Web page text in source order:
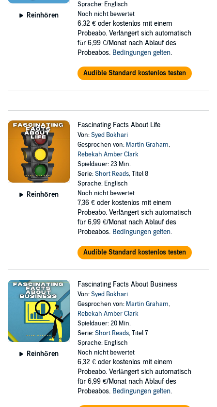
Reinhören
Sprache: Englisch
Noch nicht bewertet
6,32 € oder kostenlos mit einem
Probeabo. Verlängert sich automatisch
für 6,99 €/Monat nach Ablauf des
Probeabos. Bedingungen gelten.
Audible Standard kostenlos testen
Reinhören
Fascinating Facts About Life
Von:Syed Bokhari
Gesprochen von: Martin Graham,
Rebekah Amber Clark
Spieldauer: 23 Min.
Serie:Short Reads, Titel 8
Sprache: Englisch
Noch nicht bewertet
7,36 € oder kostenlos mit einem
Probeabo. Verlängert sich automatisch
für 6,99 €/Monat nach Ablauf des
Probeabos. Bedingungen gelten.
Audible Standard kostenlos testen
Reinhören
Fascinating Facts About Business
Von:Syed Bokhari
Gesprochen von: Martin Graham,
Rebekah Amber Clark
Spieldauer: 20 Min.
Serie:Short Reads, Titel 7
Sprache: Englisch
Noch nicht bewertet
6,32 € oder kostenlos mit einem
Probeabo. Verlängert sich automatisch
für 6,99 €/Monat nach Ablauf des
Probeabos. Bedingungen gelten.